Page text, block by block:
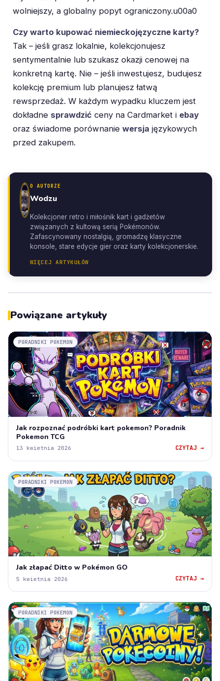
wolniejszy, a globalny popyt ograniczony.u00a0
Czy warto kupować niemieckojęzyczne karty?
Tak – jeśli grasz lokalnie, kolekcjonujesz
sentymentalnie lub szukasz okazji cenowej na
konkretną kartę. Nie – jeśli inwestujesz, budujesz
kolekcję premium lub planujesz łatwą
rewsprzedaż. W każdym wypadku kluczem jest
dokładne sprawdzić ceny na Cardmarket i ebay
oraz świadome porównanie wersja językowych
przed zakupem.
O AUTORZE
Wodzu
Kolekcjoner retro i miłośnik kart i gadżetów
związanych z kultową serią Pokémonów.
Zafascynowany nostalgią, gromadzę klasyczne
konsole, stare edycje gier oraz karty kolekcjonerskie.
WIĘCEJ ARTYKUŁÓW
Powiązane artykuły
PORADNIKI POKEMON
Jak rozpoznać podróbki kart pokemon? Poradnik
Pokemon TCG
13 kwietnia 2026 CZYTAJ →
PORADNIKI POKEMON
Jak złapać Ditto w Pokémon GO
5 kwietnia 2026 CZYTAJ →
PORADNIKI POKEMON